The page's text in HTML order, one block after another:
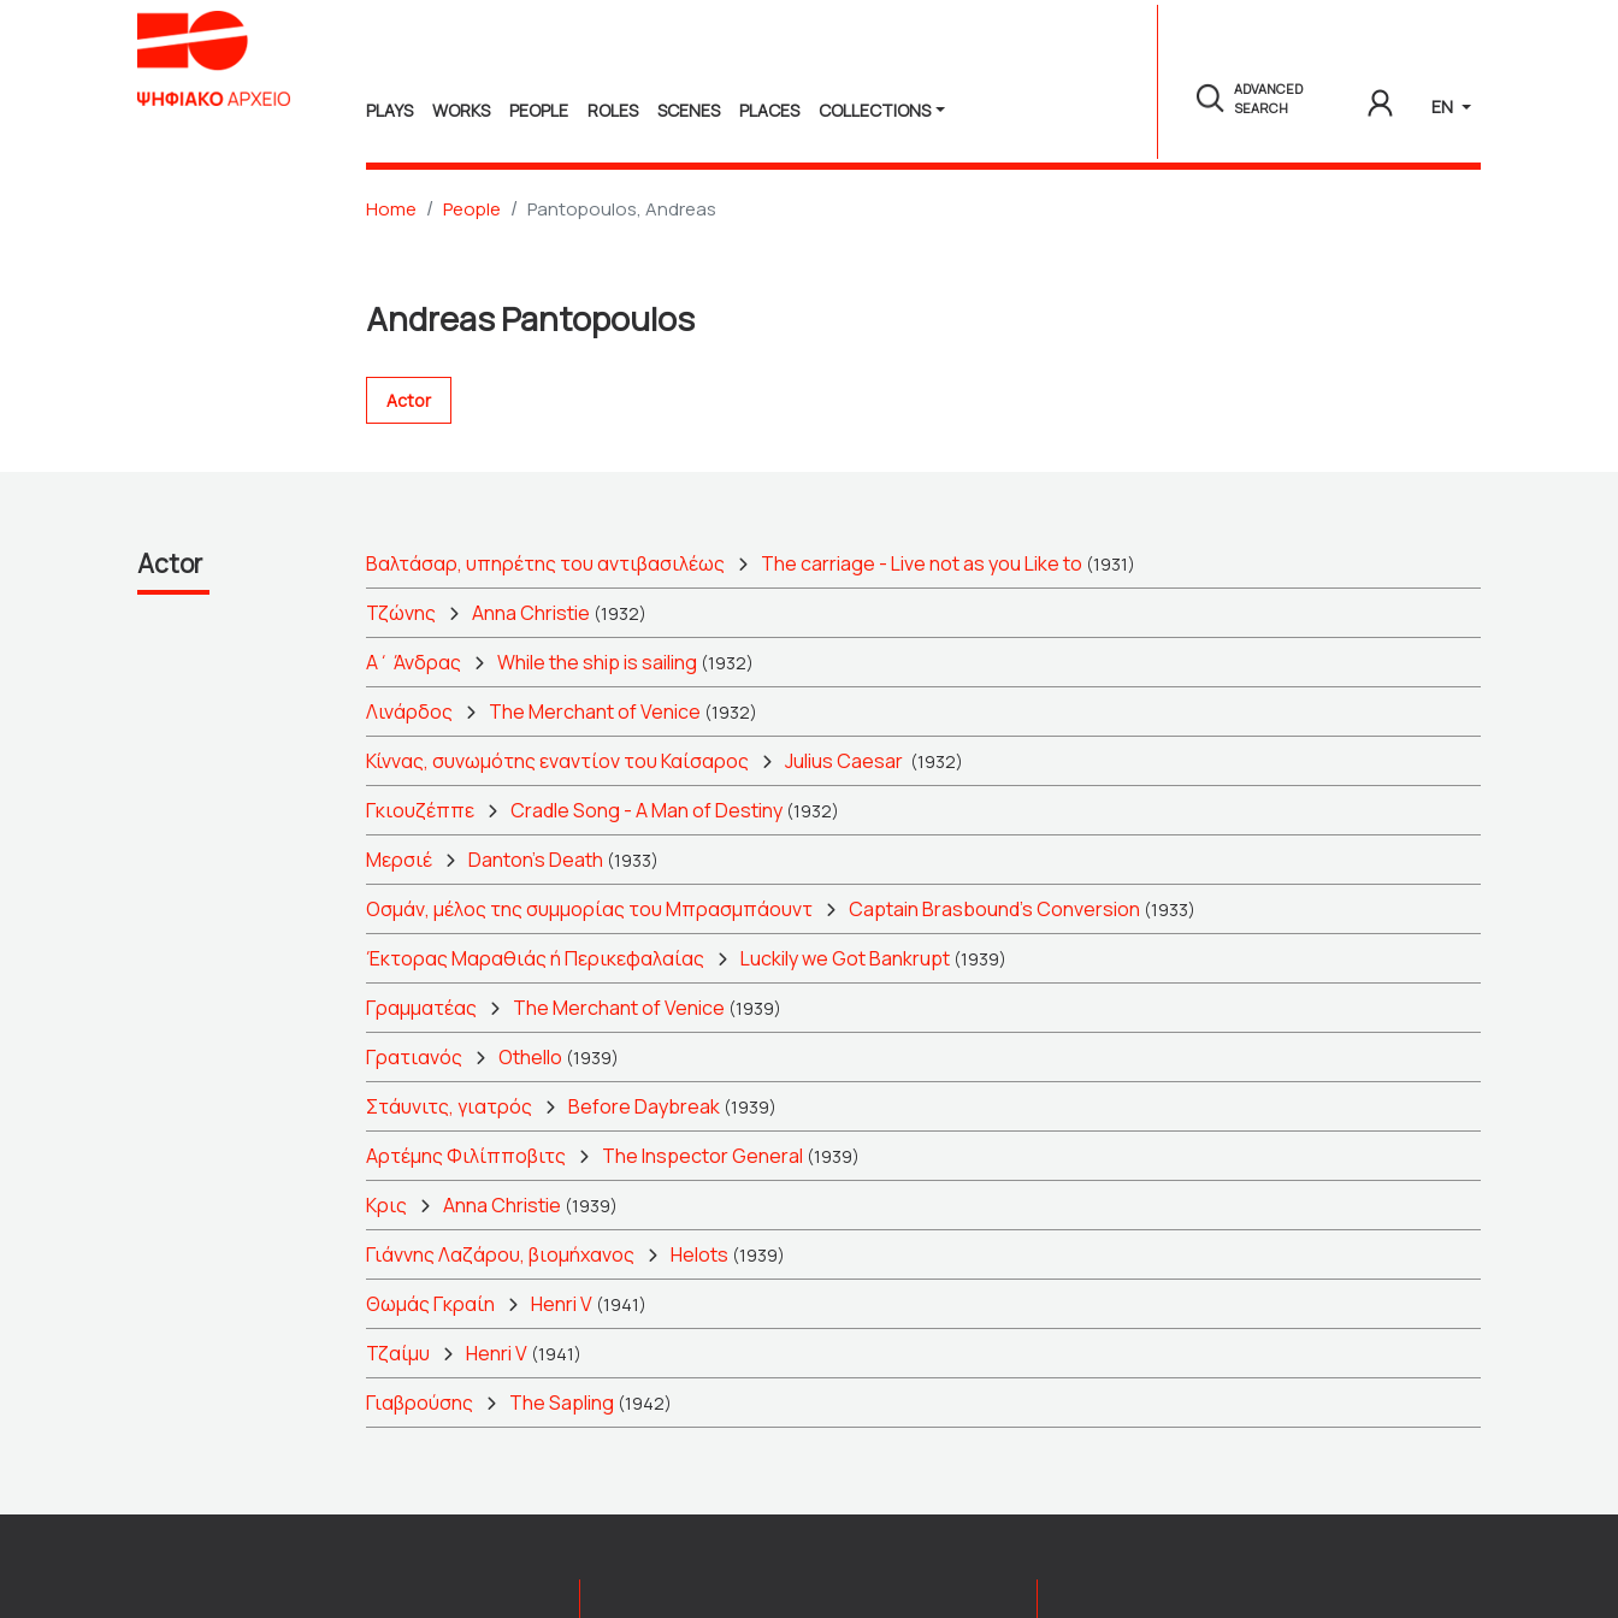
PLAYS WORKS PEOPLE ROLES SCENES PLACES COLLECTIONS
ADVANCED
SEARCH
EN
Home People Pantopoulos, Andreas
Andreas Pantopoulos
Actor
Actor Βαλτάσαρ, υπηρέτης του αντιβασιλέως The carriage - Live not as you Like to (1931)
Τζώνης Anna Christie (1932)
Α΄ Άνδρας While the ship is sailing (1932)
Λινάρδος The Merchant of Venice (1932)
Κίννας, συνωμότης εναντίον του Καίσαρος Julius Caesar (1932)
Γκιουζέππε Cradle Song - A Man of Destiny (1932)
Μερσιέ Danton's Death (1933)
Οσμάν, μέλος της συμμορίας του Μπρασμπάουντ Captain Brasbound’s Conversion (1933)
Έκτορας Μαραθιάς ή Περικεφαλαίας Luckily we Got Bankrupt (1939)
Γραμματέας The Merchant of Venice (1939)
Γρατιανός Othello (1939)
Στάυνιτς, γιατρός Before Daybreak (1939)
Αρτέμης Φιλίπποβιτς The Inspector General (1939)
Κρις Anna Christie (1939)
Γιάννης Λαζάρου, βιομήχανος Helots (1939)
Θωμάς Γκραίη Henri V (1941)
Τζαίμυ Henri V (1941)
Γιαβρούσης The Sapling (1942)